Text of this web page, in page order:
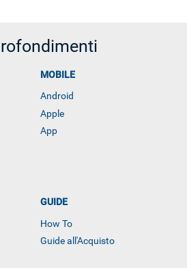
MOBILE
Android
Apple
App
GUIDE
How To
Guide all'Acquisto